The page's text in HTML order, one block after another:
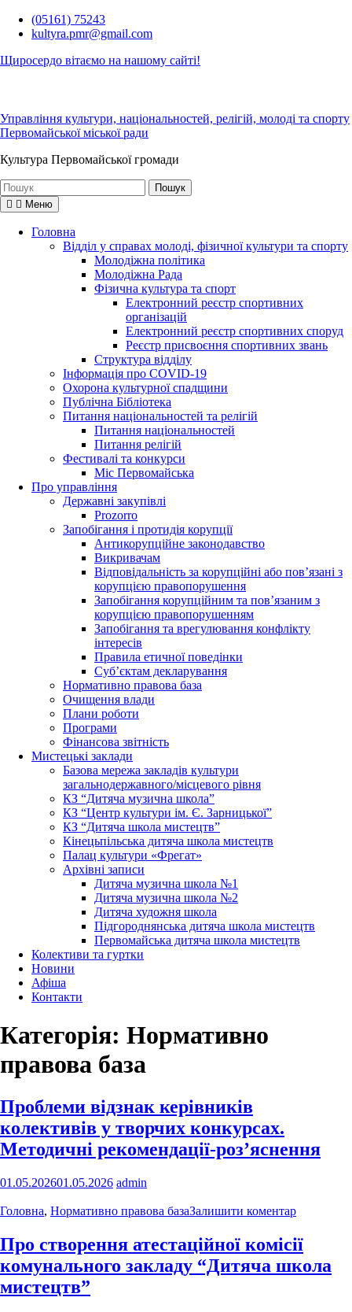
Перейти(05161) 75243
kultyra.pmr@gmail.com
Щиросердо вітаємо на нашому сайті!
Управління культури, національностей, релігій, молоді та спорту
Первомайської міської ради
Культура Первомайcької громади
Шукати:
Меню
Головна
Відділ у справах молоді, фізичної культури та спорту
Молодіжна політика
Молодіжна Рада
Фізична культура та спорт
Електронний реєстр спортивних
організацій
Електронний реєстр спортивних споруд
Реєстр присвоєння спортивних звань
Структура відділу
Інформація про COVID-19
Охорона культурної спадщини
Публічна Бібліотека
Питання національностей та релігій
Питання національностей
Питання релігій
Фестивалі та конкурси
Міс Первомайська
Про управління
Державні закупівлі
Prozorro
Запобігання і протидія корупції
Антикорупційне законодавство
Викривачам
Відповідальність за корупційні або пов’язані з
корупцією правопорушення
Запобігання корупційним та пов’язаним з
корупцією правопорушенням
Запобігання та врегулювання конфлікту
інтересів
Правила етичної поведінки
Суб’єктам декларування
Нормативно правова база
Очищення влади
Плани роботи
Програми
Фінансова звітність
Мистецькі заклади
Базова мережа закладів культури
загальнодержавного/місцевого рівня
КЗ “Дитяча музична школа”
КЗ “Центр культури ім. Є. Зарницької”
КЗ “Дитяча школа мистецтв”
Кінецьпільська дитяча школа мистецтв
Палац культури «Фрегат»
Архівні записи
Дитяча музична школа №1
Дитяча музична школа №2
Дитяча художня школа
Підгороднянська дитяча школа мистецтв
Первомайська дитяча школа мистецтв
Колективи та гуртки
Новини
Афіша
Контакти
Категорія: Нормативно
правова база
Проблеми відзнак керівників
колективів у творчих конкурсах.
Методичні рекомендації-роз’яснення
01.05.202601.05.2026 admin
Головна, Нормативно правова базаЗалишити коментар
Про створення атестаційної комісії
комунального закладу “Дитяча школа
мистецтв”